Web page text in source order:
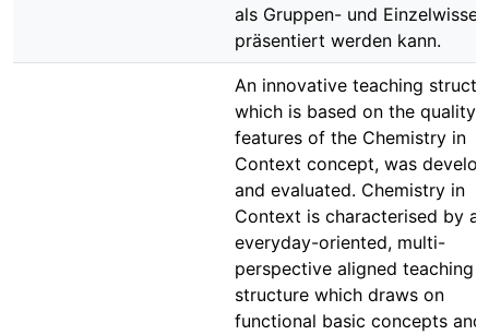
als Gruppen- und Einzelwissen
präsentiert werden kann.
An innovative teaching
which is based on the quality
features of the Chemistry in
Context concept, was
and evaluated. Chemistry in
Context is characterised by an
everyday-oriented, multi-
perspective aligned teaching
structure which draws on
functional basic concepts and